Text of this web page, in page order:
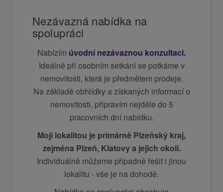
Nezávazná nabídka na
spolupráci
Nabízím úvodní nezávaznou konzultaci.
Ideálně při osobním setkání se potkáme v
nemovitosti, která je předmětem prodeje.
Na základě obhlídky a získaných informací o
nemovitosti, připravím nejdéle do 5
pracovních dní nabídku.
Moji lokalitou je primárně Plzeňský kraj,
zejména Plzeň, Klatovy a jejich okolí.
Individuálně můžeme případně řešit i jinou
lokalitu - vše je na dohodě.